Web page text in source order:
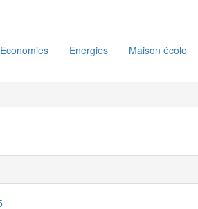
Economies Energies Maison écolo